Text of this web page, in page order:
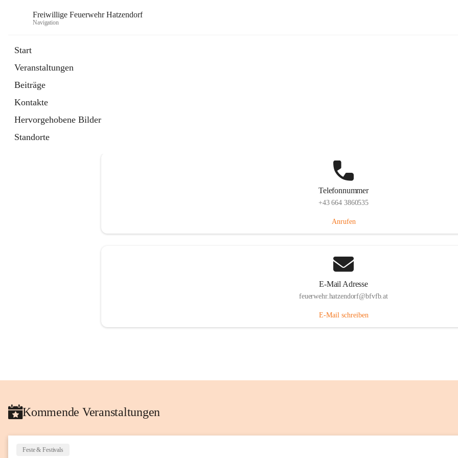
Freiwillige Feuerwehr Hatzendorf
Navigation
Start
Veranstaltungen
Beiträge
Kontakte
Hervorgehobene Bilder
Standorte
Telefonnummer
+43 664 3860535
Anrufen
E-Mail Adresse
feuerwehr.hatzendorf@bfvfb.at
E-Mail schreiben
Kommende Veranstaltungen
Feste & Festivals